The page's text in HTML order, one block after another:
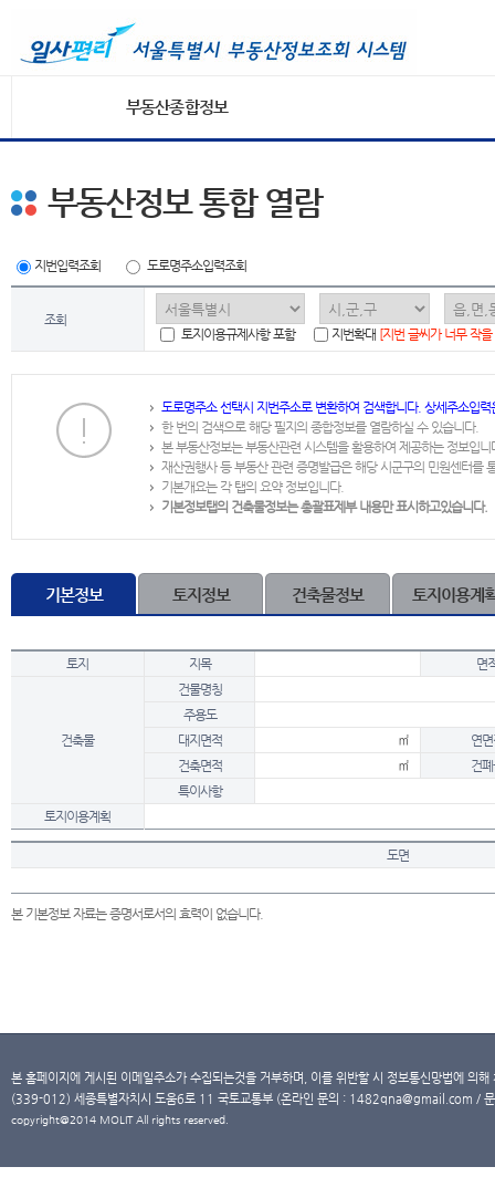
부동산종합정보
부동산정보 통합 열람
지번입력조회 도로명주소입력조회
조회
토지이용규제사항 포함
지번확대 [지번 글씨가 너무 작
도로명주소 선택시 지번주소로 변환하여 검색합니다. 상세주소입
한 번의 검색으로 해당 필지의 종합정보를 열람하실 수 있습니다.
본 부동산정보는 부동산관련 시스템을 활용하여 제공하는 정보입니
재산권행사 등 부동산 관련 증명발급은 해당 시군구의 민원센터를
기본개요는 각 탭의 요약 정보입니다.
기본정보탭의 건축물정보는 총괄표제부 내용만 표시하고있습니다.
기본정보 토지정보 건축물정보 토지이용계
토지 지목 면
건축물
건물명칭
주용도
대지면적
㎡
연
건축면적
㎡
건
특이사항
토지이용계획
도면
본 기본정보 자료는 증명서로서의 효력이 없습니다.
본 홈페이지에 게시된 이메일주소가 수집되는것을 거부하며, 이를 위반할 시 정보통신망법에 의
(339-012) 세종특별자치시 도움6로 11 국토교통부 (온라인 문의 : 1482qna@gmail.com /
copyright@2014 MOLIT All rights reserved.